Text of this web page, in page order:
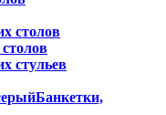
столов
стульев
Банкетки,